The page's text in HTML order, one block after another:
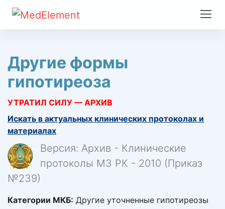
Другие формы
гипотиреоза
УТРАТИЛ СИЛУ — АРХИВ
Искать в актуальных клинических протоколах и
материалах
Версия: Архив - Клинические
протоколы МЗ РК - 2010 (Приказ
№239)
Категории МКБ: Другие уточненные гипотиреозы